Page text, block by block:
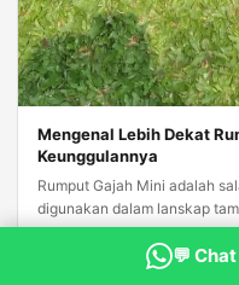
Mengenal Lebih Dekat
Keunggulannya
Rumput Gajah Mini adalah
digunakan dalam lanskap
Baca Selengkapnya →
💬